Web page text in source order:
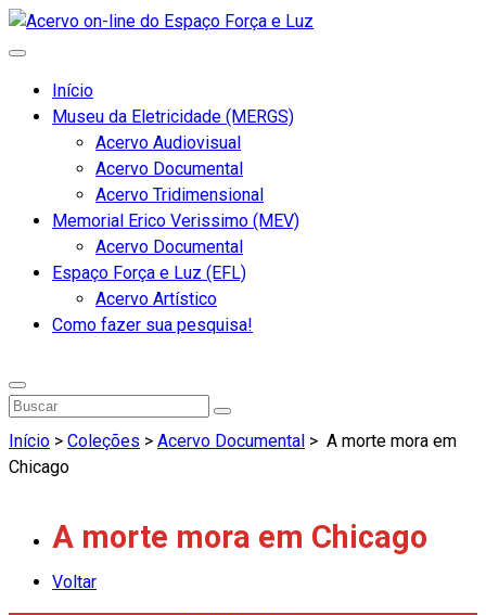
Início
Museu da Eletricidade (MERGS)
Acervo Audiovisual
Acervo Documental
Acervo Tridimensional
Memorial Erico Verissimo (MEV)
Acervo Documental
Espaço Força e Luz (EFL)
Acervo Artístico
Como fazer sua pesquisa!
Início > Coleções > Acervo Documental > A morte mora em
Chicago
A morte mora em Chicago
Voltar